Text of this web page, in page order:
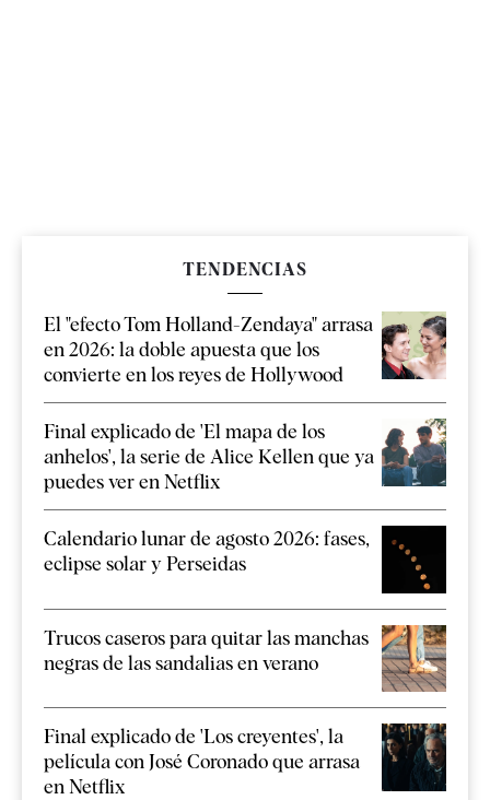
TENDENCIAS
El "efecto Tom Holland-Zendaya" arrasa
en 2026: la doble apuesta que los
convierte en los reyes de Hollywood
Final explicado de 'El mapa de los
anhelos', la serie de Alice Kellen que ya
puedes ver en Netflix
Calendario lunar de agosto 2026: fases,
eclipse solar y Perseidas
Trucos caseros para quitar las manchas
negras de las sandalias en verano
Final explicado de 'Los creyentes', la
película con José Coronado que arrasa
en Netflix